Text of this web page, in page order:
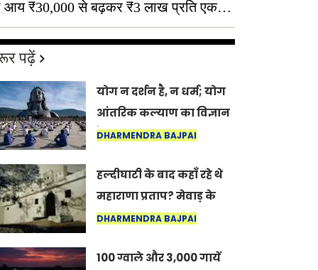
आय ₹30,000 से बढ़कर ₹3 लाख प्रति एकड़
पढ़ें
योग न दर्शन है, न धर्म; योग
आंतरिक कल्याण का विज्ञान
है: अंतरराष्ट्रीय योग दिवस
DHARMENDRA BAJPAI
हल्दीघाटी के बाद कहाँ रहे थे
महाराणा प्रताप? मेवाड़ के
इतिहास का वह अनकहा
में जीवित है
DHARMENDRA BAJPAI
100 ग्वाले और 3,000 गायें